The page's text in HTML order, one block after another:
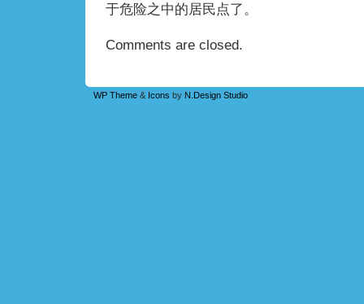
于危险之中的居民点了。
Comments are closed.
WP Theme & Icons by N.Design Studio